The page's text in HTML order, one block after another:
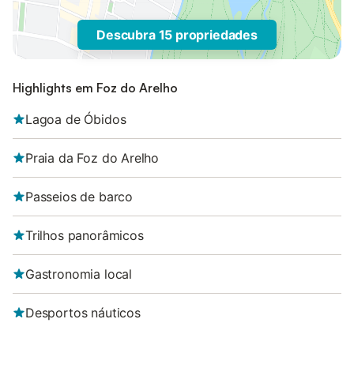
Descubra 15 propriedades
Highlights em Foz do Arelho
Lagoa de Óbidos
Praia da Foz do Arelho
Passeios de barco
Trilhos panorâmicos
Gastronomia local
Desportos náuticos